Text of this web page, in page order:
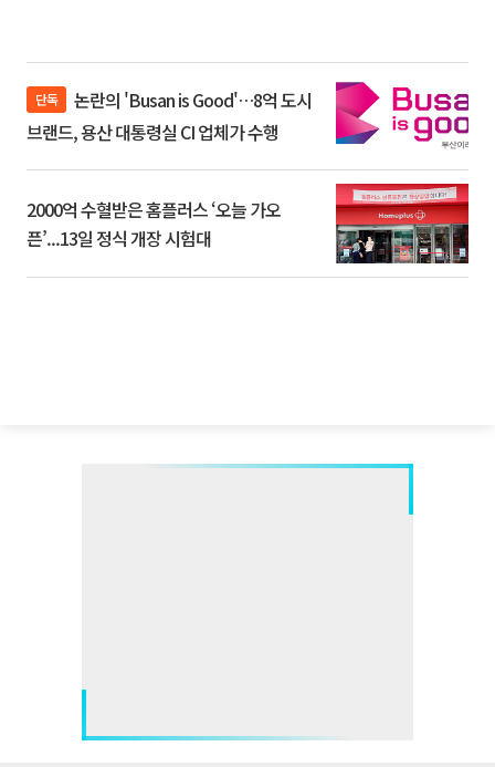
단독
브랜드, 용산 대통령실 CI 업체가 수행
2000억 수혈받은 홈플러스 ‘오늘 가오
픈’...13일 정식 개장 시험대